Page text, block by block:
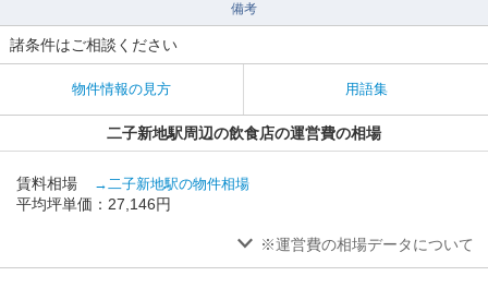
備考
諸条件はご相談ください
物件情報の見方 用語集
二子新地駅周辺の飲食店の運営費の相場
賃料相場 →二子新地駅の物件相場
平均坪単価：27,146円
※運営費の相場データについて